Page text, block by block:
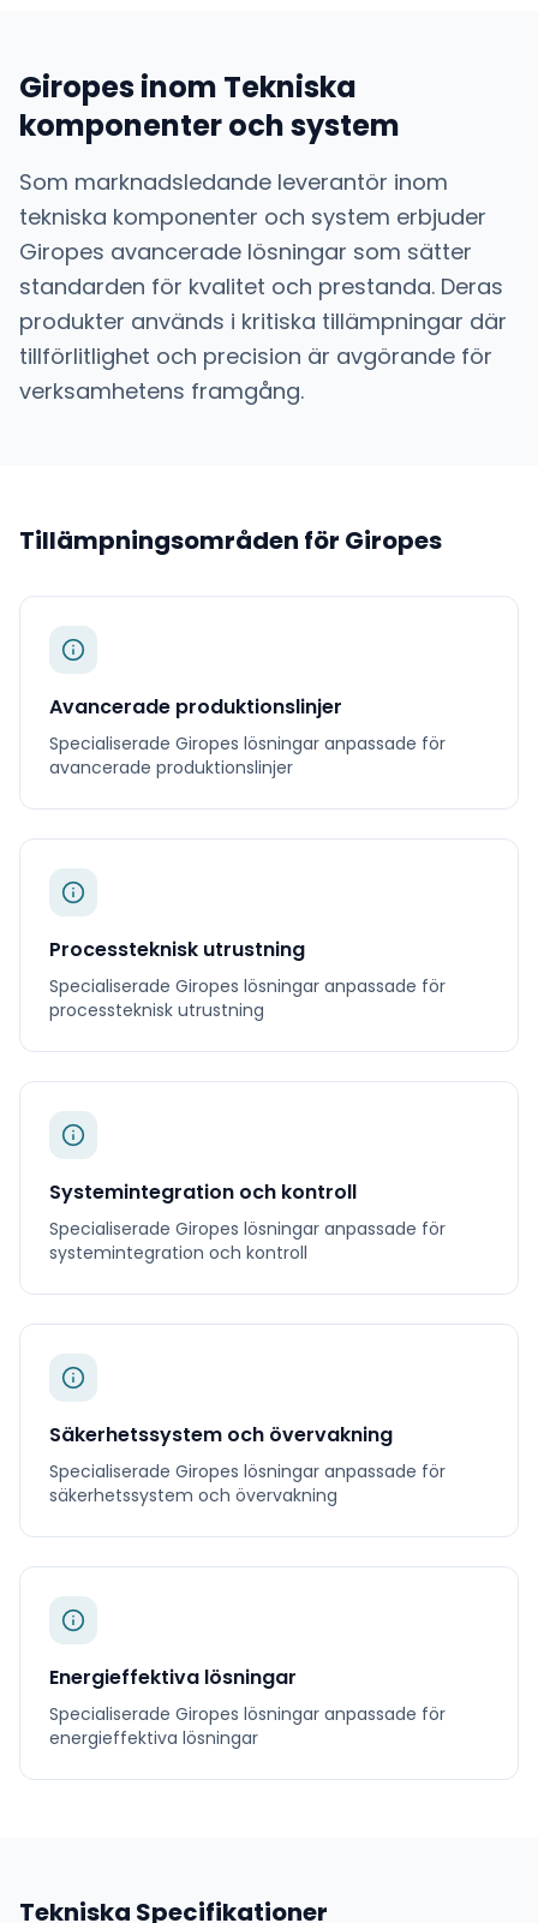
Giropesinom Tekniska
komponenter och system
Som marknadsledande leverantör inom
tekniska komponenter och system erbjuder
Giropes avancerade lösningar som sätter
standarden för kvalitet och prestanda. Deras
produkter används i kritiska tillämpningar där
tillförlitlighet och precision är avgörande för
verksamhetens framgång.
Tillämpningsområden för Giropes
Avancerade produktionslinjer
Specialiserade Giropes lösningar anpassade för
avancerade produktionslinjer
Processteknisk utrustning
Specialiserade Giropes lösningar anpassade för
processteknisk utrustning
Systemintegration och kontroll
Specialiserade Giropes lösningar anpassade för
systemintegration och kontroll
Säkerhetssystem och övervakning
Specialiserade Giropes lösningar anpassade för
säkerhetssystem och övervakning
Energieffektiva lösningar
Specialiserade Giropes lösningar anpassade för
energieffektiva lösningar
Tekniska Specifikationer